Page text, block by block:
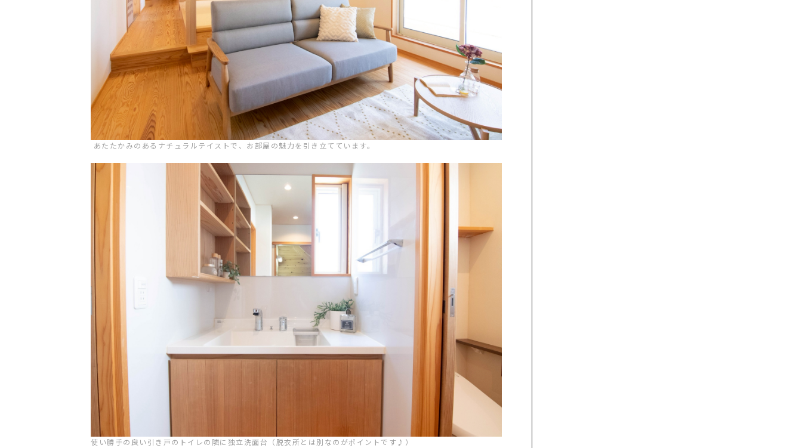
個人情報保護方針
カスタマーハラスメントに対する基本方針
企業情報
グループ各社概要
トップメッセージ
田村ビルズグループ
の歴史
認定・宣言一覧
事業案内
建築・不動産事業
環境リサイクル事業
TAMURA PHILOSOPHY
TAMURA MEDIA
オリジナルグッズ
あたたかみのあるナチュラルテイストで、お部屋の魅力を引き立てています。
使い勝手の良い引き戸のトイレの隣に独立洗面台（脱衣所とは別なのがポイントです♪）